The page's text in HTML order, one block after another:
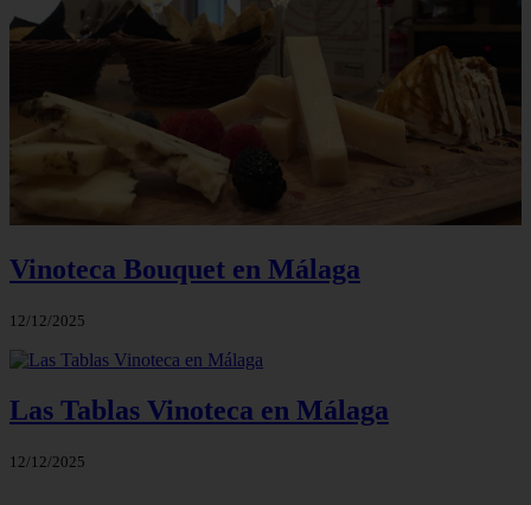
Vinoteca Bouquet en Málaga
12/12/2025
Las Tablas Vinoteca en Málaga
12/12/2025